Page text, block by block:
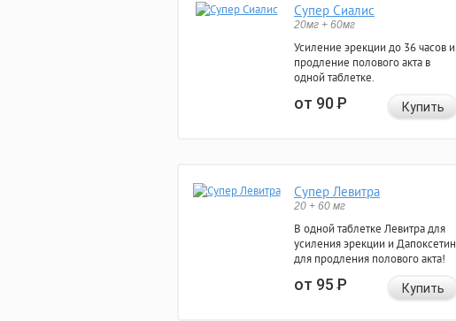
Супер Сиалис
20мг + 60мг
Усиление эрекции до 36 часов и
продление полового акта в
одной таблетке.
от 90Р Купить
Супер Левитра
20 + 60 мг
В одной таблетке Левитра для
усиления эрекции и Дапоксетин
для продления полового акта!
от 95Р Купить